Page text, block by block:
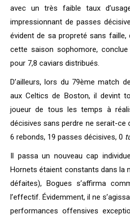
avec un très faible taux
impressionnant de passes
évident de sa propreté sans faille,
cette saison sophomore,
pour 7,8 caviars distribués.
D’ailleurs, lors du 79ème match
aux Celtics de Boston, il devint
joueur de tous les temps à
décisives sans perdre ne serait-ce
6 rebonds, 19 passes décisives, 0
Il passa un nouveau cap
Hornets étaient constants dans la
défaites), Bogues s’affirma
l’effectif. Évidemment, il ne
performances offensives